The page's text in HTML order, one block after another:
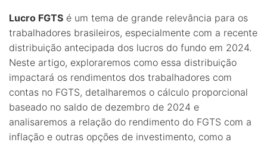
Lucro FGTS é um tema de grande relevância para os
trabalhadores brasileiros, especialmente com a recente
distribuição antecipada dos lucros do fundo em 2024.
Neste artigo, exploraremos como essa distribuição
impactará os rendimentos dos trabalhadores com
contas no FGTS, detalharemos o cálculo proporcional
baseado no saldo de dezembro de 2024 e
analisaremos a relação do rendimento do FGTS com a
inflação e outras opções de investimento, como a